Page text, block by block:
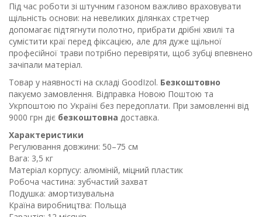
Під час роботи зі штучним газоном важливо враховувати
щільність основи: на невеликих ділянках стретчер
допомагає підтягнути полотно, прибрати дрібні хвилі та
сумістити краї перед фіксацією, але для дуже щільної
професійної трави потрібно перевіряти, щоб зубці впевнено
зачіпали матеріал.
Товар у наявності на складі GoodIzol. Безкоштовно
пакуємо замовлення. Відправка Новою Поштою та
Укрпоштою по Україні без передоплати. При замовленні від
9000 грн діє безкоштовна доставка.
Характеристики
Регулювання довжини: 50–75 см
Вага: 3,5 кг
Матеріал корпусу: алюміній, міцний пластик
Робоча частина: зубчастий захват
Подушка: амортизувальна
Країна виробництва: Польща